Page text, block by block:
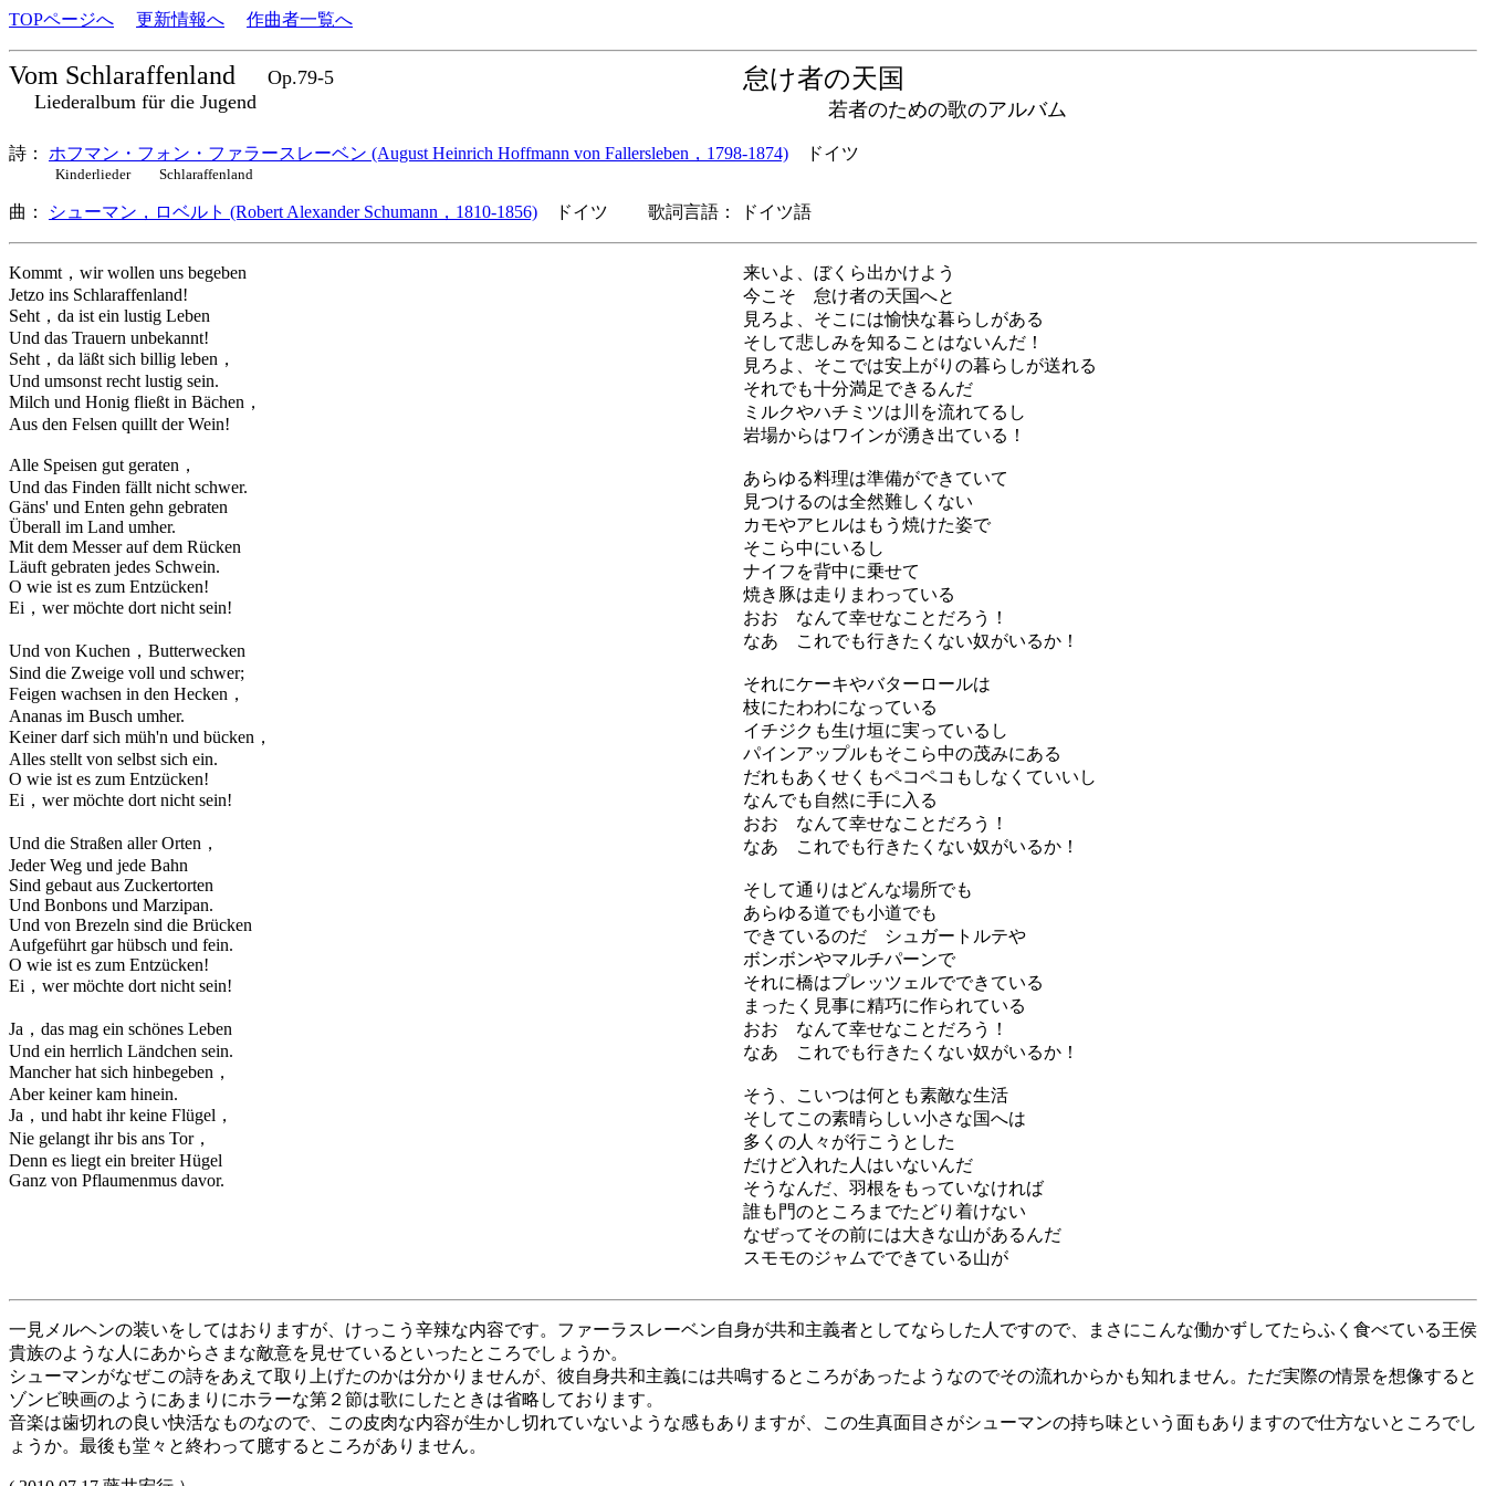
TOPページへ 更新情報へ 作曲者一覧へ
Vom Schlaraffenland
Op.79-5
Liederalbum für die Jugend
怠け者の天国
若者のための歌のアルバム
詩： ホフマン・フォン・ファラースレーベン (August Heinrich Hoffmann von Fallersleben，1798-1874) ドイツ
Kinderlieder Schlaraffenland
曲： シューマン，ロベルト (Robert Alexander Schumann，1810-1856) ドイツ 歌詞言語： ドイツ語
Kommt，wir wollen uns begeben
Jetzo ins Schlaraffenland!
Seht，da ist ein lustig Leben
Und das Trauern unbekannt!
Seht，da läßt sich billig leben，
Und umsonst recht lustig sein.
Milch und Honig fließt in Bächen，
Aus den Felsen quillt der Wein!
Alle Speisen gut geraten，
Und das Finden fällt nicht schwer.
Gäns' und Enten gehn gebraten
Überall im Land umher.
Mit dem Messer auf dem Rücken
Läuft gebraten jedes Schwein.
O wie ist es zum Entzücken!
Ei，wer möchte dort nicht sein!
Und von Kuchen，Butterwecken
Sind die Zweige voll und schwer;
Feigen wachsen in den Hecken，
Ananas im Busch umher.
Keiner darf sich müh'n und bücken，
Alles stellt von selbst sich ein.
O wie ist es zum Entzücken!
Ei，wer möchte dort nicht sein!
Und die Straßen aller Orten，
Jeder Weg und jede Bahn
Sind gebaut aus Zuckertorten
Und Bonbons und Marzipan.
Und von Brezeln sind die Brücken
Aufgeführt gar hübsch und fein.
O wie ist es zum Entzücken!
Ei，wer möchte dort nicht sein!
Ja，das mag ein schönes Leben
Und ein herrlich Ländchen sein.
Mancher hat sich hinbegeben，
Aber keiner kam hinein.
Ja，und habt ihr keine Flügel，
Nie gelangt ihr bis ans Tor，
Denn es liegt ein breiter Hügel
Ganz von Pflaumenmus davor.
来いよ、ぼくら出かけよう
今こそ 怠け者の天国へと
見ろよ、そこには愉快な暮らしがある
そして悲しみを知ることはないんだ！
見ろよ、そこでは安上がりの暮らしが送れる
それでも十分満足できるんだ
ミルクやハチミツは川を流れてるし
岩場からはワインが湧き出ている！
あらゆる料理は準備ができていて
見つけるのは全然難しくない
カモやアヒルはもう焼けた姿で
そこら中にいるし
ナイフを背中に乗せて
焼き豚は走りまわっている
おお なんて幸せなことだろう！
なあ これでも行きたくない奴がいるか！
それにケーキやバターロールは
枝にたわわになっている
イチジクも生け垣に実っているし
パインアップルもそこら中の茂みにある
だれもあくせくもペコペコもしなくていいし
なんでも自然に手に入る
おお なんて幸せなことだろう！
なあ これでも行きたくない奴がいるか！
そして通りはどんな場所でも
あらゆる道でも小道でも
できているのだ シュガートルテや
ボンボンやマルチパーンで
それに橋はプレッツェルでできている
まったく見事に精巧に作られている
おお なんて幸せなことだろう！
なあ これでも行きたくない奴がいるか！
そう、こいつは何とも素敵な生活
そしてこの素晴らしい小さな国へは
多くの人々が行こうとした
だけど入れた人はいないんだ
そうなんだ、羽根をもっていなければ
誰も門のところまでたどり着けない
なぜってその前には大きな山があるんだ
スモモのジャムでできている山が
一見メルヘンの装いをしてはおりますが、けっこう辛辣な内容です。ファーラスレーベン自身が共和主義者としてならした人ですので、まさにこんな働かずしてたらふく食べている王侯
貴族のような人にあからさまな敵意を見せているといったところでしょうか。
シューマンがなぜこの詩をあえて取り上げたのかは分かりませんが、彼自身共和主義には共鳴するところがあったようなのでその流れからかも知れません。ただ実際の情景を想像すると
ゾンビ映画のようにあまりにホラーな第２節は歌にしたときは省略しております。
音楽は歯切れの良い快活なものなので、この皮肉な内容が生かし切れていないような感もありますが、この生真面目さがシューマンの持ち味という面もありますので仕方ないところでし
ょうか。最後も堂々と終わって臆するところがありません。